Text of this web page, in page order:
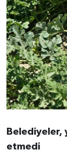
Belediyeler,
etmedi